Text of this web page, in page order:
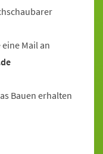
Mail an
Bauen erhalten